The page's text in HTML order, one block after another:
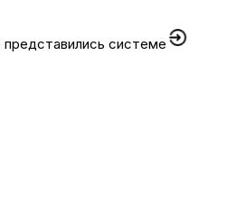
представились системе